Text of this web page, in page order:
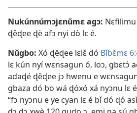
Nukúnnúmɔjɛnǔmɛ agɔ:
ɖěɖee ɖè afɔ nyi dò lɛ é.
Nǔgbo: Xó ɖěɖee lɛlɛ̌ dó Bǐbɛ̌mɛ
lɛ kún nyí wɛnsagun ó, loɔ, gbɛtɔ́
adaɖé ɖěɖee jɔ hwenu e
gbaza dó bo wá ɖóxó xá nyɔnu lɛ
“fɔ nyɔnu e ye cyan lɛ é bǐ dó ɖó